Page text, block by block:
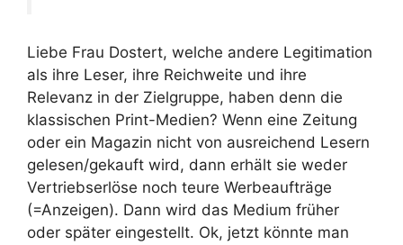
Liebe Frau Dostert, welche andere Legitimation
als ihre Leser, ihre Reichweite und ihre
Relevanz in der Zielgruppe, haben denn die
klassischen Print-Medien? Wenn eine Zeitung
oder ein Magazin nicht von ausreichend Lesern
gelesen/gekauft wird, dann erhält sie weder
Vertriebserlöse noch teure Werbeaufträge
(=Anzeigen). Dann wird das Medium früher
oder später eingestellt. Ok, jetzt könnte man